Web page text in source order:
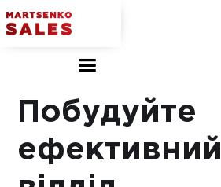
Побудуйте
ефективний